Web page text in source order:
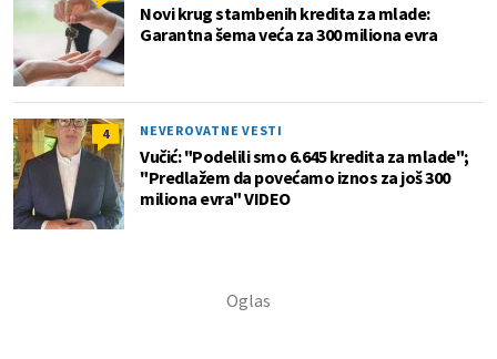
Novi krug stambenih kredita za mlade:
Garantna šema veća za 300 miliona evra
4 NEVEROVATNE VESTI
Vučić: "Podelili smo 6.645 kredita za mlade";
"Predlažem da povećamo iznos za još 300
miliona evra" VIDEO